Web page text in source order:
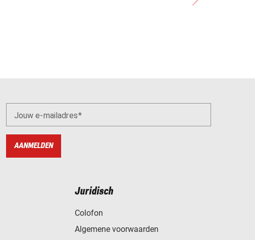
Jouw e-mailadres
AANMELDEN
Juridisch
Colofon
Algemene voorwaarden